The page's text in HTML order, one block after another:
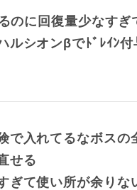
のに回復量少なすぎ
ルシオンβでﾄﾞﾚｲﾝ
で入れてるなボス
せる
ぎて使い所が余りな